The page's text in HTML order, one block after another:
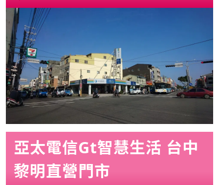
亞太電信Gt智慧生活 台中
黎明直營門市